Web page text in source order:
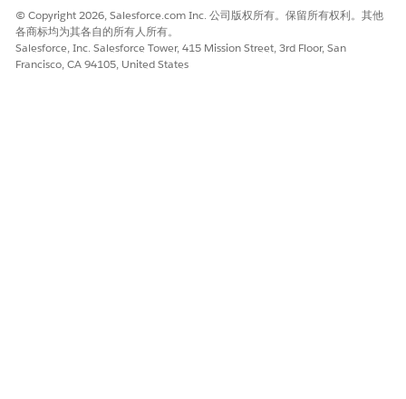
© Copyright 2026, Salesforce.com Inc. 公司版权所有。保留所有权利。其他
各商标均为其各自的所有人所有。
Salesforce, Inc. Salesforce Tower, 415 Mission Street, 3rd Floor, San
Francisco, CA 94105, United States